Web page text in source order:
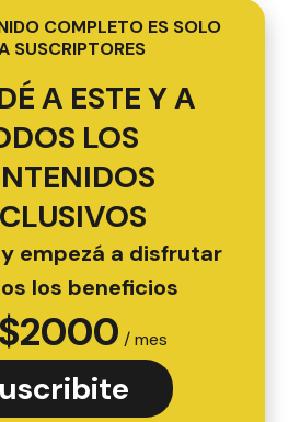
COMPLETO ES SOLO
SUSCRIPTORES
A ESTE Y A
LOS
empezá a disfrutar
los beneficios
$2000 / mes